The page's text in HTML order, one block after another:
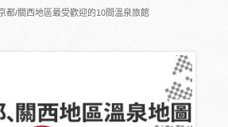
都/關西地區最受歡迎的10間溫泉旅館